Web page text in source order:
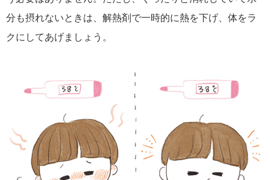
分も摂れないときは、解熱剤で一時的に熱を下げ、体をラ
クにしてあげましょう。